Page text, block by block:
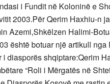
i Fundit në Koloninë e
2003.Për Qerim Haxhiu-n
Azemi,Shkëlzen Halimi-
është botuar një artikull
i diasporës shqiptare:Qerim
“Roli i Mërgatës në